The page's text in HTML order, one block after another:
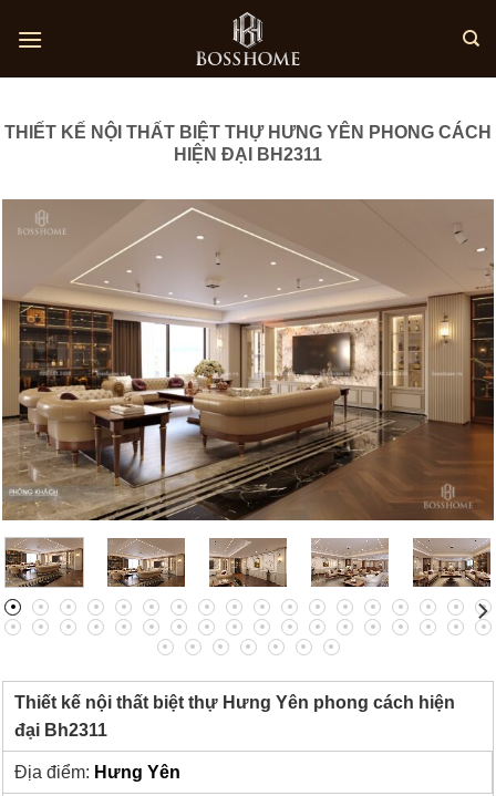
THIẾT KẾ NỘI THẤT BIỆT THỰ HƯNG YÊN PHONG CÁCH
HIỆN ĐẠI BH2311
Thiết kế nội thất biệt thự Hưng Yên phong cách hiện
đại Bh2311
Địa điểm: Hưng Yên